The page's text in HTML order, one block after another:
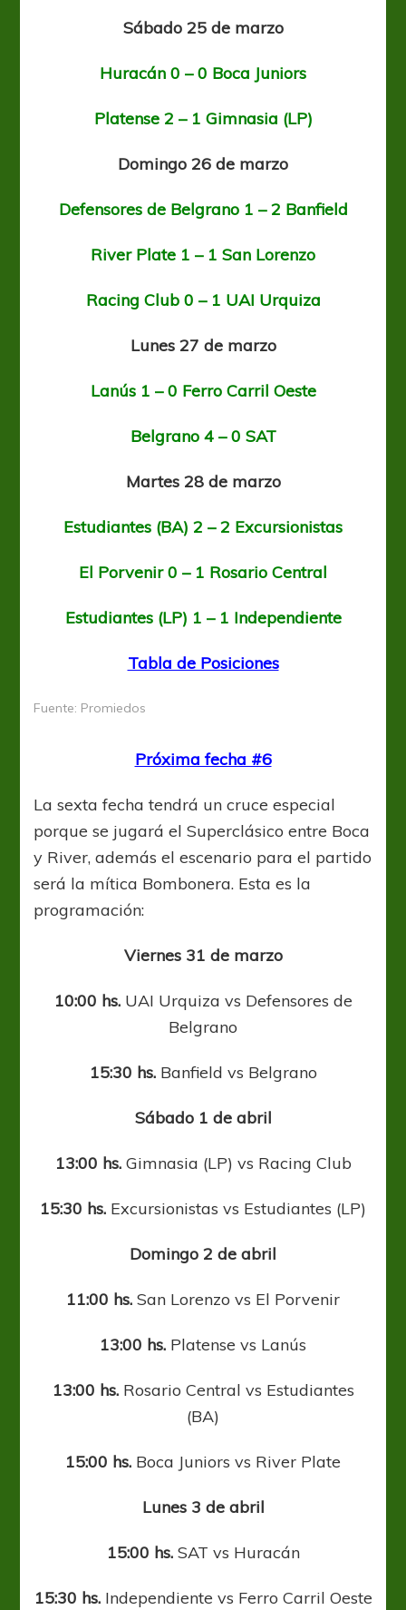
Sábado 25 de marzo
Huracán 0 – 0 Boca Juniors
Platense 2 – 1 Gimnasia (LP)
Domingo 26 de marzo
Defensores de Belgrano 1 – 2 Banfield
River Plate 1 – 1 San Lorenzo
Racing Club 0 – 1 UAI Urquiza
Lunes 27 de marzo
Lanús 1 – 0 Ferro Carril Oeste
Belgrano 4 – 0 SAT
Martes 28 de marzo
Estudiantes (BA) 2 – 2 Excursionistas
El Porvenir 0 – 1 Rosario Central
Estudiantes (LP) 1 – 1 Independiente
Tabla de Posiciones
Fuente: Promiedos
Próxima fecha #6
La sexta fecha tendrá un cruce especial
porque se jugará el Superclásico entre Boca
y River, además el escenario para el partido
será la mítica Bombonera. Esta es la
programación:
Viernes 31 de marzo
10:00 hs.UAI Urquiza vs Defensores de
Belgrano
15:30 hs.Banfield vs Belgrano
Sábado 1 de abril
13:00 hs.Gimnasia (LP) vs Racing Club
15:30 hs. Excursionistas vs Estudiantes (LP)
Domingo 2 de abril
11:00 hs. San Lorenzo vs El Porvenir
13:00 hs. Platense vs Lanús
13:00 hs.Rosario Central vs Estudiantes
(BA)
15:00 hs. Boca Juniors vs River Plate
Lunes 3 de abril
15:00 hs.SAT vs Huracán
15:30 hs.Independiente vs Ferro Carril Oeste